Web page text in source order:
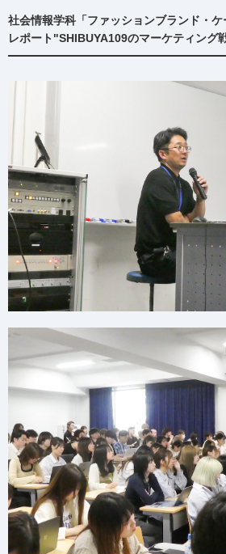
社会情報学科「ファッションブランド・
レポート"SHIBUYA109のマーケティング